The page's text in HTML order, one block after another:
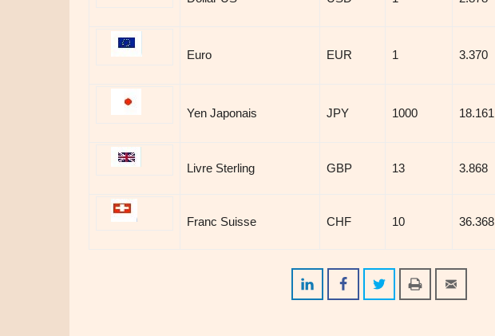
Euro EUR 1 3.370
Yen Japonais JPY 1000 18.161
Livre Sterling GBP 13 3.868
Franc Suisse CHF 10 36.368